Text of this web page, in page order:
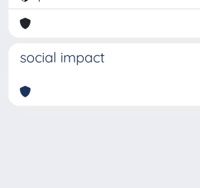
social impact